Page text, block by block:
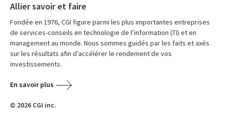
Allier savoir et faire
Fondée en 1976, CGI figure parmi les plus importantes entreprises
de services-conseils en technologie de l’information (TI) et en
management au monde. Nous sommes guidés par les faits et axés
sur les résultats afin d’accélérer le rendement de vos
investissements.
En savoir plus
© 2026 CGI inc.